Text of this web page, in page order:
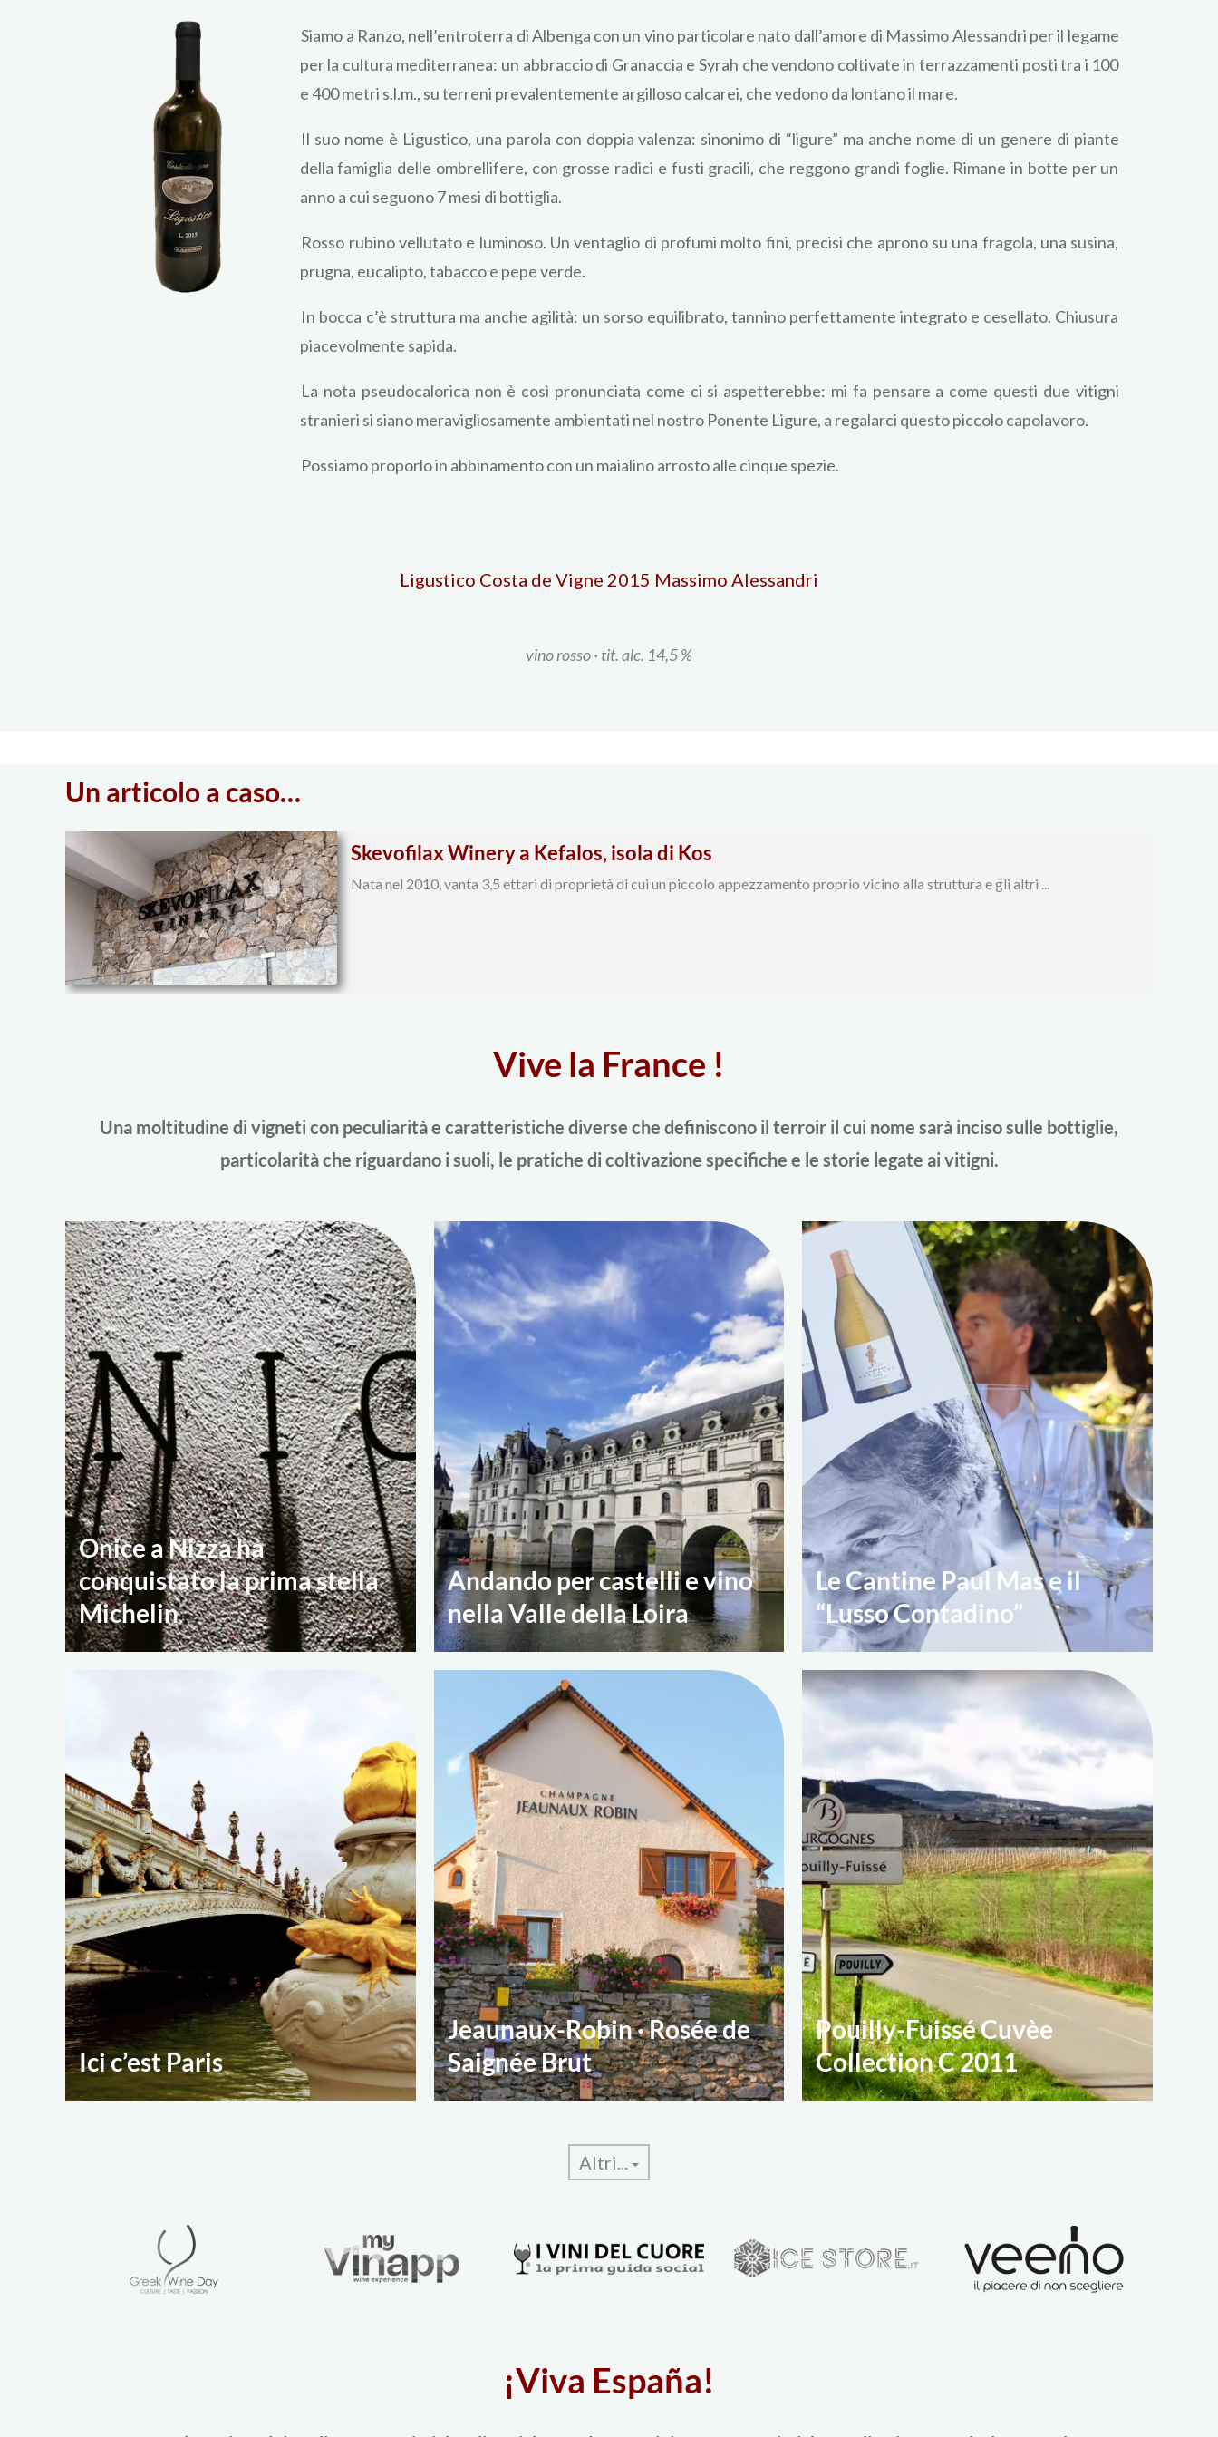
Siamo a Ranzo, nell’entroterra di Albenga con un vino particolare nato dall’amore di Massimo Alessandri per il legame
per la cultura mediterranea: un abbraccio di Granaccia e Syrah che vendono coltivate in terrazzamenti posti tra i 100
e 400 metri s.l.m., su terreni prevalentemente argilloso calcarei, che vedono da lontano il mare.
Il suo nome è Ligustico, una parola con doppia valenza: sinonimo di “ligure” ma anche nome di un genere di piante
della famiglia delle ombrellifere, con grosse radici e fusti gracili, che reggono grandi foglie. Rimane in botte per un
anno a cui seguono 7 mesi di bottiglia.
Rosso rubino vellutato e luminoso. Un ventaglio di profumi molto fini, precisi che aprono su una fragola, una susina,
prugna, eucalipto, tabacco e pepe verde.
In bocca c’è struttura ma anche agilità: un sorso equilibrato, tannino perfettamente integrato e cesellato. Chiusura
piacevolmente sapida.
La nota pseudocalorica non è così pronunciata come ci si aspetterebbe: mi fa pensare a come questi due vitigni
stranieri si siano meravigliosamente ambientati nel nostro Ponente Ligure, a regalarci questo piccolo capolavoro.
Possiamo proporlo in abbinamento con un maialino arrosto alle cinque spezie.
Ligustico Costa de Vigne 2015 Massimo Alessandri
vino rosso · tit. alc. 14,5 %
Un articolo a caso…
Skevofilax Winery a Kefalos, isola di Kos
Nata nel 2010, vanta 3,5 ettari di proprietà di cui un piccolo appezzamento proprio vicino alla struttura e gli altri ...
Vive la France !
Una moltitudine di vigneti con peculiarità e caratteristiche diverse che definiscono il terroir il cui nome sarà inciso sulle bottiglie,
particolarità che riguardano i suoli, le pratiche di coltivazione specifiche e le storie legate ai vitigni.
Onice a Nizza ha
conquistato la prima stella
Michelin
Andando per castelli e vino
nella Valle della Loira
Le Cantine Paul Mas e il
“Lusso Contadino”
Ici c’est Paris
Jeaunaux-Robin · Rosée de
Saignée Brut
Pouilly-Fuissé Cuvèe
Collection C 2011
Altri...
¡Viva España!